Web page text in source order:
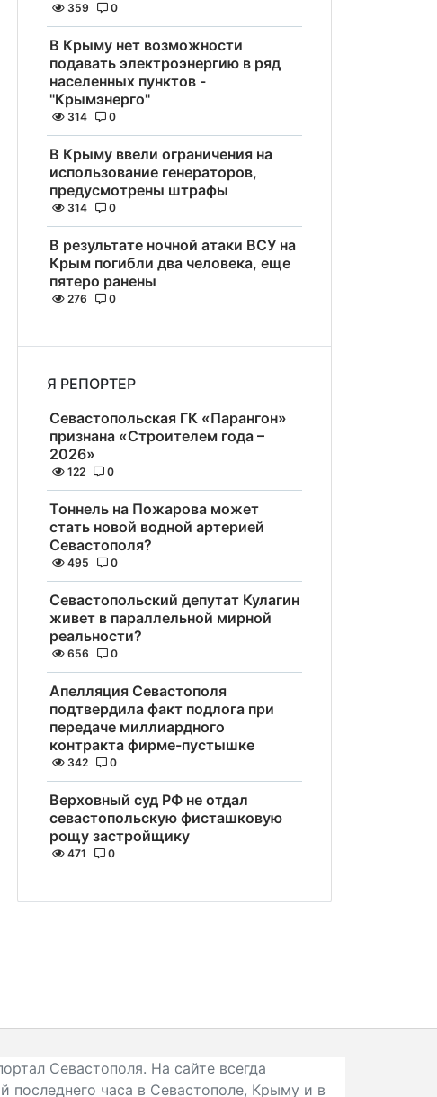
359 0
В Крыму нет возможности
подавать электроэнергию в ряд
населенных пунктов -
"Крымэнерго"
314 0
В Крыму ввели ограничения на
использование генераторов,
предусмотрены штрафы
314 0
В результате ночной атаки ВСУ на
Крым погибли два человека, еще
пятеро ранены
276 0
Я РЕПОРТЕР
Севастопольская ГК «Парангон»
признана «Строителем года –
2026»
122 0
Тоннель на Пожарова может
стать новой водной артерией
Севастополя?
495 0
Севастопольский депутат Кулагин
живет в параллельной мирной
реальности?
656 0
Апелляция Севастополя
подтвердила факт подлога при
передаче миллиардного
контракта фирме-пустышке
342 0
Верховный суд РФ не отдал
севастопольскую фисташковую
рощу застройщику
471 0
Севастополя. На сайте всегда
последнего часа в Севастополе, Крыму и в